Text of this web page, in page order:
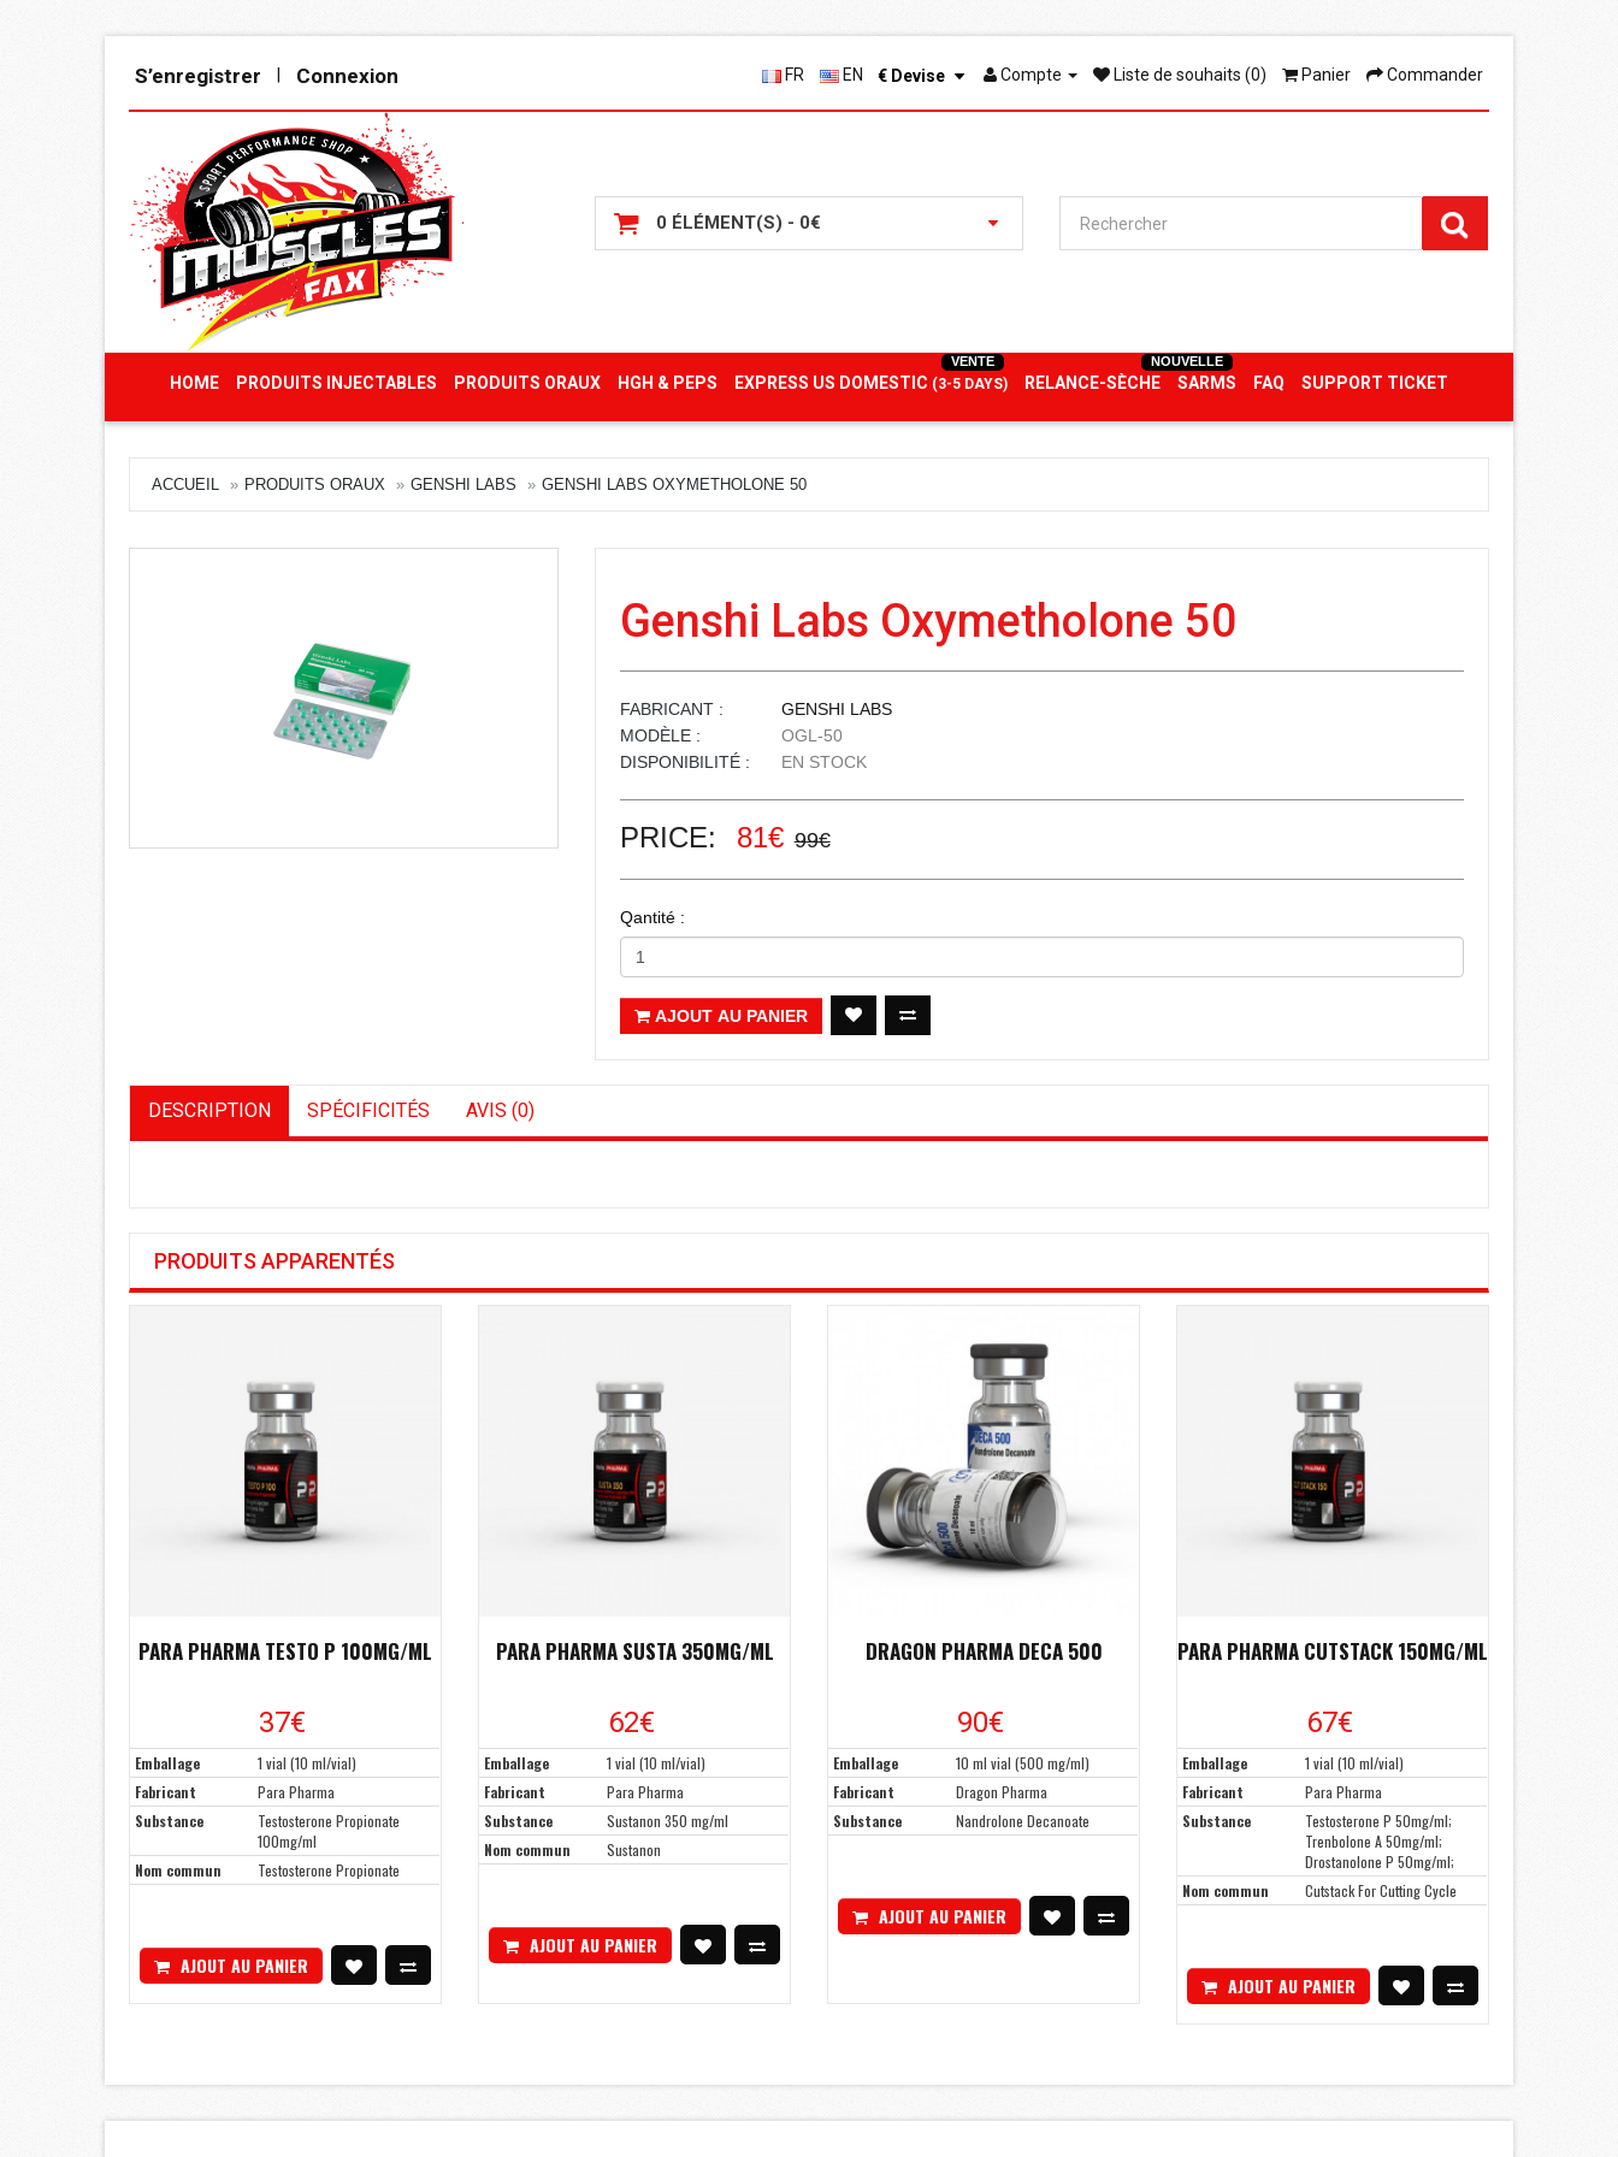
S’enregistrer Connexion FR EN € Devise Compte Liste de souhaits (0) Panier Commander
0 ÉLÉMENT(S) - 0€
HOME PRODUITS INJECTABLES PRODUITS ORAUX HGH & PEPS EXPRESS US DOMESTIC (3-5 DAYS)
VENTE
RELANCE-SÈCHE SARMS
NOUVELLE
FAQ SUPPORT TICKET
ACCUEIL PRODUITS ORAUX GENSHI LABS GENSHI LABS OXYMETHOLONE 50
Genshi Labs Oxymetholone 50
FABRICANT :
GENSHI LABS
MODÈLE :
OGL-50
DISPONIBILITÉ :
EN STOCK
PRICE: 81€ 99€
Qantité :
AJOUT AU PANIER
DESCRIPTION SPÉCIFICITÉS AVIS (0)
PRODUITS APPARENTÉS
PARA PHARMA TESTO P 100MG/ML
37€
Emballage
1 vial (10 ml/vial)
Fabricant
Para Pharma
Substance
Testosterone Propionate
100mg/ml
Nom commun
Testosterone Propionate
AJOUT AU PANIER
PARA PHARMA SUSTA 350MG/ML
62€
Emballage
1 vial (10 ml/vial)
Fabricant
Para Pharma
Substance
Sustanon 350 mg/ml
Nom commun
Sustanon
AJOUT AU PANIER
DRAGON PHARMA DECA 500
90€
Emballage
10 ml vial (500 mg/ml)
Fabricant
Dragon Pharma
Substance
Nandrolone Decanoate
AJOUT AU PANIER
PARA PHARMA CUTSTACK 150MG/ML
67€
Emballage
1 vial (10 ml/vial)
Fabricant
Para Pharma
Substance
Testosterone P 50mg/ml;
Trenbolone A 50mg/ml;
Drostanolone P 50mg/ml;
Nom commun
Cutstack For Cutting Cycle
AJOUT AU PANIER